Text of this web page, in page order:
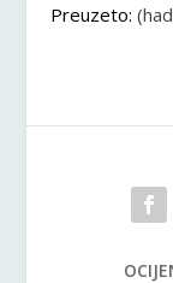
Preuzeto: